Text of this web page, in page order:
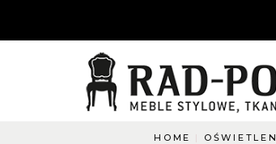
HOME